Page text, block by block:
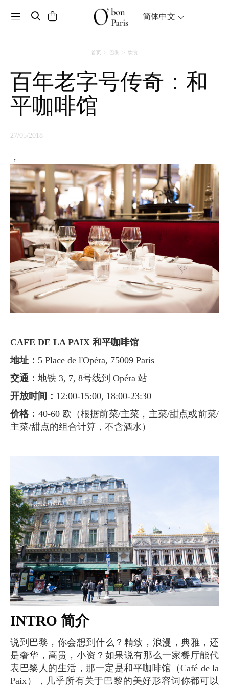
Toggle navigation 简体中文
首页 巴黎 饮食
百年老字号传奇：和
平咖啡馆
27/05/2018
，
CAFE DE LA PAIX 和平咖啡馆
地址： 5 Place de l'Opéra, 75009 Paris
交通： 地铁 3, 7, 8号线到 Opéra 站
开放时间： 12:00-15:00, 18:00-23:30
价格： 40-60 欧（根据前菜/主菜，主菜/甜点或前菜/
主菜/甜点的组合计算，不含酒水）
INTRO 简介
说到巴黎，你会想到什么？精致，浪漫，典雅，还
是奢华，高贵，小资？如果说有那么一家餐厅能代
表巴黎人的生活，那一定是和平咖啡馆（Café de la
Paix），几乎所有关于巴黎的美好形容词你都可以